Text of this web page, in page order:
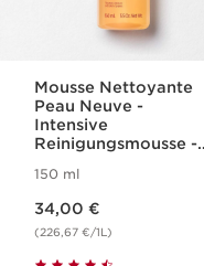
Mousse Nettoyante
Peau Neuve -
Intensive
Reinigungsmousse -
150 ml
34,00 €
(226,67 €/1L)